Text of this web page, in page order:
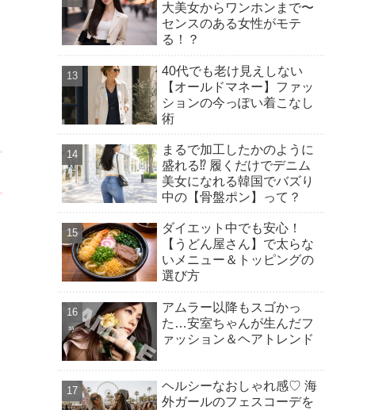
大美女からワンホンまで〜
センスのある女性がモテ
る！？
40代でも老け見えしない
【オールドマネー】ファッ
ションの今っぽい着こなし
術
まるで加工したかのように
盛れる⁉︎ 履くだけでデニム
美女になれる韓国でバズり
中の【骨盤ポン】って？
ダイエット中でも安心！
【うどん屋さん】で太らな
いメニュー＆トッピングの
選び方
アムラー以降もスゴかっ
た…安室ちゃんが生んだフ
ァッション＆ヘアトレンド
ヘルシーなおしゃれ感♡ 海
外ガールのフェスコーデを